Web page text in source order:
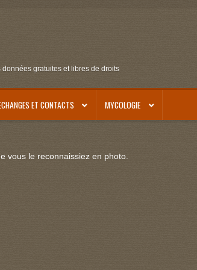
gratuites et libres de droits
ET CONTACTS MYCOLOGIE
vous le reconnaissiez en photo.